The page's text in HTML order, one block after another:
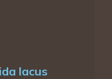
lacus